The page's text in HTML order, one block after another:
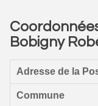
Bobigny
Adresse de la
Commune